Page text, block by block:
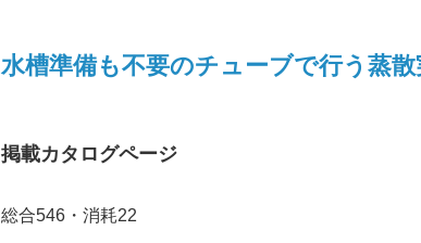
水槽準備も不要のチューブで行う蒸散
掲載カタログページ
総合546・消耗22